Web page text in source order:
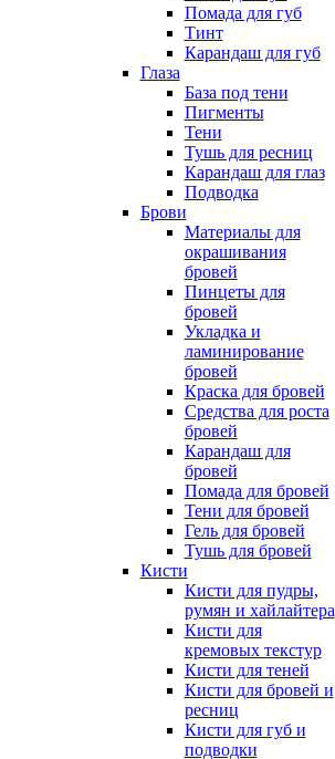
Помада для губ
Тинт
Карандаш для губ
Глаза
База под тени
Пигменты
Тени
Тушь для ресниц
Карандаш для глаз
Подводка
Брови
Материалы для
окрашивания
бровей
Пинцеты для
бровей
Укладка и
ламинирование
бровей
Краска для бровей
Средства для роста
бровей
Карандаш для
бровей
Помада для бровей
Тени для бровей
Гель для бровей
Тушь для бровей
Кисти
Кисти для пудры,
румян и хайлайтера
Кисти для
кремовых текстур
Кисти для теней
Кисти для бровей и
ресниц
Кисти для губ и
подводки